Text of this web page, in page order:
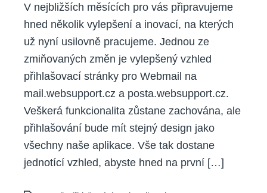
V nejbližších měsících pro vás připravujeme
hned několik vylepšení a inovací, na kterých
už nyní usilovně pracujeme. Jednou ze
zmiňovaných změn je vylepšený vzhled
přihlašovací stránky pro Webmail na
mail.websupport.cz a posta.websupport.cz.
Veškerá funkcionalita zůstane zachována, ale
přihlašování bude mít stejný design jako
všechny naše aplikace. Vše tak dostane
jednotící vzhled, abyste hned na první […]